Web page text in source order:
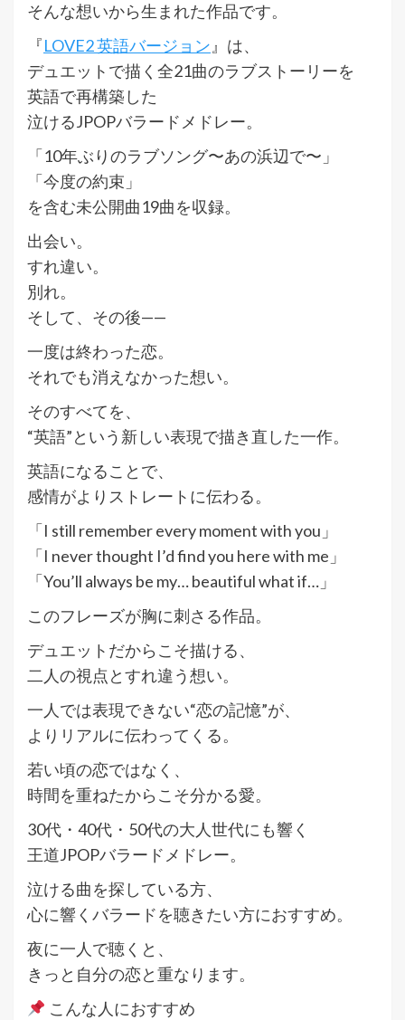
そんな想いから生まれた作品です。
『LOVE2 英語バージョン 』は、
デュエットで描く全21曲のラブストーリーを
英語で再構築した
泣けるJPOPバラードメドレー。
「10年ぶりのラブソング〜あの浜辺で〜」
「今度の約束」
を含む未公開曲19曲を収録。
出会い。
すれ違い。
別れ。
そして、その後——
一度は終わった恋。
それでも消えなかった想い。
そのすべてを、
“英語”という新しい表現で描き直した一作。
英語になることで、
感情がよりストレートに伝わる。
「I still remember every moment with you」
「I never thought I’d find you here with me」
「You’ll always be my… beautiful what if…」
このフレーズが胸に刺さる作品。
デュエットだからこそ描ける、
二人の視点とすれ違う想い。
一人では表現できない“恋の記憶”が、
よりリアルに伝わってくる。
若い頃の恋ではなく、
時間を重ねたからこそ分かる愛。
30代・40代・50代の大人世代にも響く
王道JPOPバラードメドレー。
泣ける曲を探している方、
心に響くバラードを聴きたい方におすすめ。
夜に一人で聴くと、
きっと自分の恋と重なります。
こんな人におすすめ